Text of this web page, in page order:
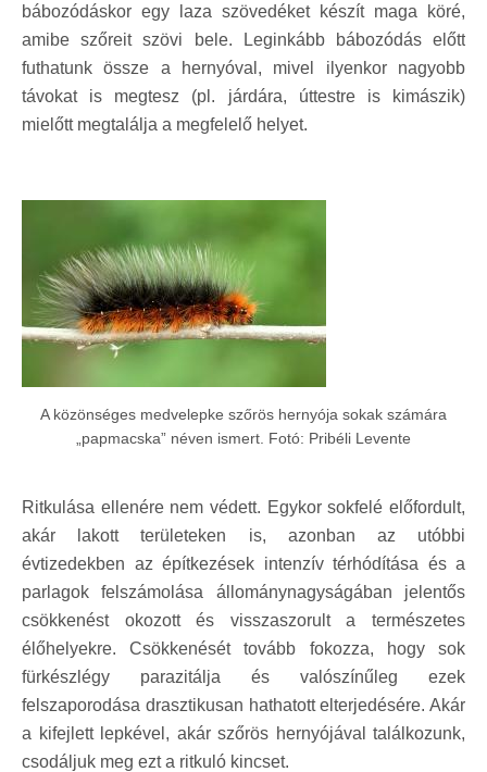
bábozódáskor egy laza szövedéket készít maga köré,
amibe szőreit szövi bele. Leginkább bábozódás előtt
futhatunk össze a hernyóval, mivel ilyenkor nagyobb
távokat is megtesz (pl. járdára, úttestre is kimászik)
mielőtt megtalálja a megfelelő helyet.
A közönséges medvelepke szőrös hernyója sokak számára
„papmacska” néven ismert. Fotó: Pribéli Levente
Ritkulása ellenére nem védett. Egykor sokfelé előfordult,
akár lakott területeken is, azonban az utóbbi
évtizedekben az építkezések intenzív térhódítása és a
parlagok felszámolása állománynagyságában jelentős
csökkenést okozott és visszaszorult a természetes
élőhelyekre. Csökkenését tovább fokozza, hogy sok
fürkészlégy parazitálja és valószínűleg ezek
felszaporodása drasztikusan hathatott elterjedésére. Akár
a kifejlett lepkével, akár szőrös hernyójával találkozunk,
csodáljuk meg ezt a ritkuló kincset.